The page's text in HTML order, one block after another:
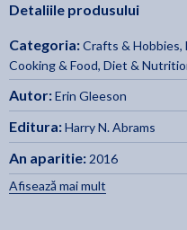
Detaliile produsului
Categoria:Crafts & Hobbies,
Cooking & Food, Diet &
Autor:Erin Gleeson
Editura:Harry N. Abrams
An aparitie: 2016
Afisează mai mult